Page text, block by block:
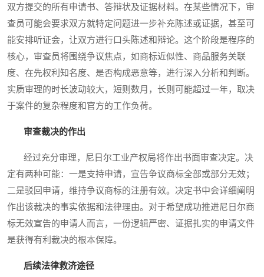
双方提交的所有申请书、答辩状及证据材料。在某些情况下，审
查员可能会要求双方就特定问题进一步补充陈述或证据，甚至可
能安排听证会，让双方进行口头陈述和辩论。这个阶段是程序的
核心，审查员将围绕争议焦点，如商标近似性、商品服务关联
度、在先权利知名度、是否构成恶意等，进行深入分析和判断。
实质审理的时长波动较大，短则数月，长则可能超过一年，取决
于案件的复杂程度和官方的工作负荷。
审查裁决的作出
经过充分审理，尼日尔工业产权局将作出书面审查决定。决
定有两种可能：一是支持申请，宣告争议商标全部或部分无效；
二是驳回申请，维持争议商标的注册有效。决定书中会详细阐明
作出该裁决的事实依据和法律理由。对于希望成功推进尼日尔商
标无效宣告的申请人而言，一份逻辑严密、证据扎实的申请文件
是获得有利裁决的根本保障。
后续法律救济途径